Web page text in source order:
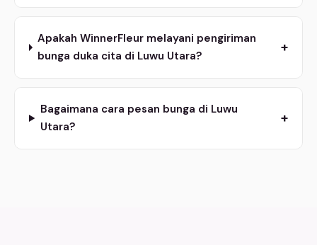
Apakah WinnerFleur melayani pengiriman
bunga duka cita di Luwu Utara?
+
Bagaimana cara pesan bunga di Luwu
Utara?
+